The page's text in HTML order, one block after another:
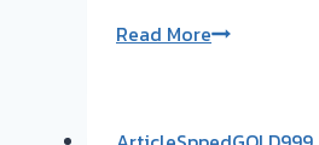
Read Moreรับ